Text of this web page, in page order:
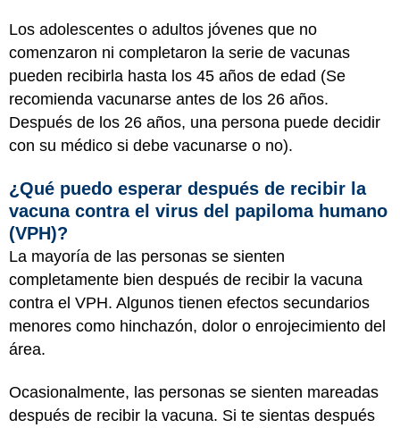
Los adolescentes o adultos jóvenes que no
comenzaron ni completaron la serie de vacunas
pueden recibirla hasta los 45 años de edad (Se
recomienda vacunarse antes de los 26 años.
Después de los 26 años, una persona puede decidir
con su médico si debe vacunarse o no).
¿Qué puedo esperar después de recibir la
vacuna contra el virus del papiloma humano
(VPH)?
La mayoría de las personas se sienten
completamente bien después de recibir la vacuna
contra el VPH. Algunos tienen efectos secundarios
menores como hinchazón, dolor o enrojecimiento del
área.
Ocasionalmente, las personas se sienten mareadas
después de recibir la vacuna. Si te sientas después